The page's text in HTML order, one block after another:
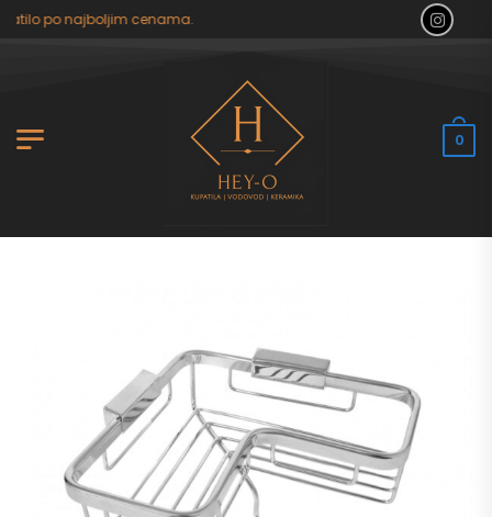
po najboljim cenama.
0